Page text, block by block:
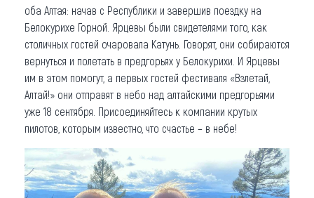
оба Алтая: начав с Республики и завершив поездку на
Белокурихе Горной. Ярцевы были свидетелями того, как
столичных гостей очаровала Катунь. Говорят, они собираются
вернуться и полетать в предгорьях у Белокурихи. И Ярцевы
им в этом помогут, а первых гостей фестиваля «Взлетай,
Алтай!» они отправят в небо над алтайскими предгорьями
уже 18 сентября. Присоединяйтесь к компании крутых
пилотов, которым известно, что счастье – в небе!